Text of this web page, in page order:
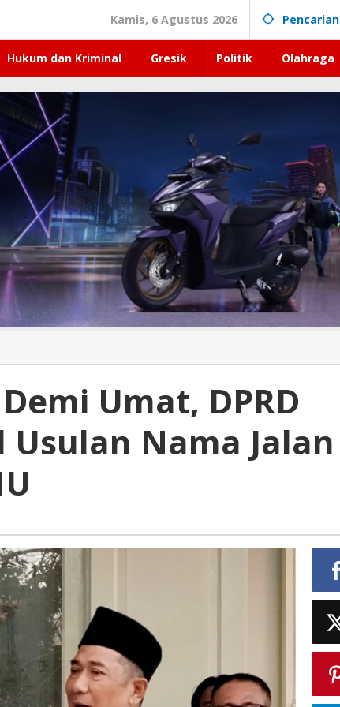
Kamis, 6 Agustus 2026 Pencarian
Hukum dan Kriminal Gresik Politik Olahraga
Umat, DPRD
Usulan Nama Jalan